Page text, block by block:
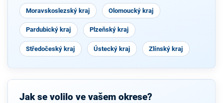
Moravskoslezský kraj Olomoucký kraj
Pardubický kraj Plzeňský kraj
Středočeský kraj Ústecký kraj Zlínský kraj
Jak se volilo ve vašem okrese?